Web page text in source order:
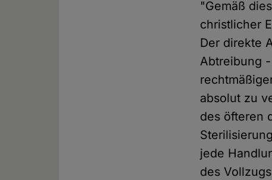
"Gemäß
christlicher
Der direkte
Abtreibung
absolut zu
des öfteren
jede
des